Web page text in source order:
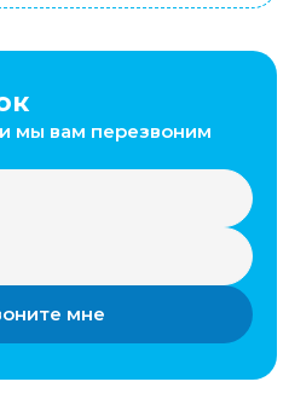
мы вам перезвоним
мне